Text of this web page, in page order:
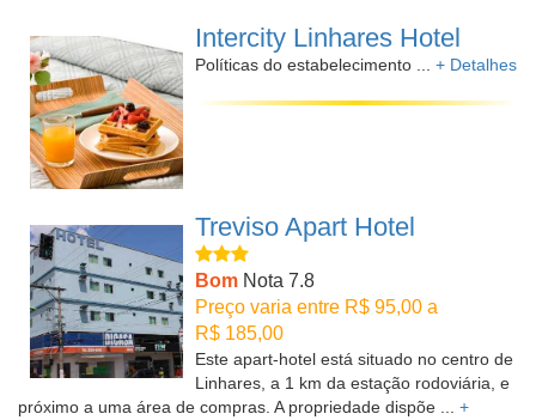
Intercity Linhares Hotel
Políticas do estabelecimento ... + Detalhes
Treviso Apart Hotel
Bom Nota 7.8
Preço varia entre R$ 95,00 a
R$ 185,00
Este apart-hotel está situado no centro de
Linhares, a 1 km da estação rodoviária, e
próximo a uma área de compras. A propriedade dispõe ... +